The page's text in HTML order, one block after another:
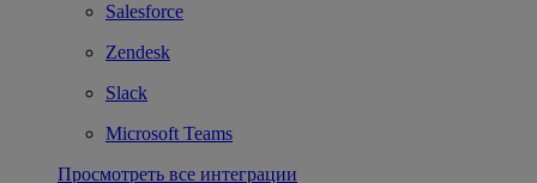
Salesforce
Zendesk
Slack
Microsoft Teams
Просмотреть все интеграции